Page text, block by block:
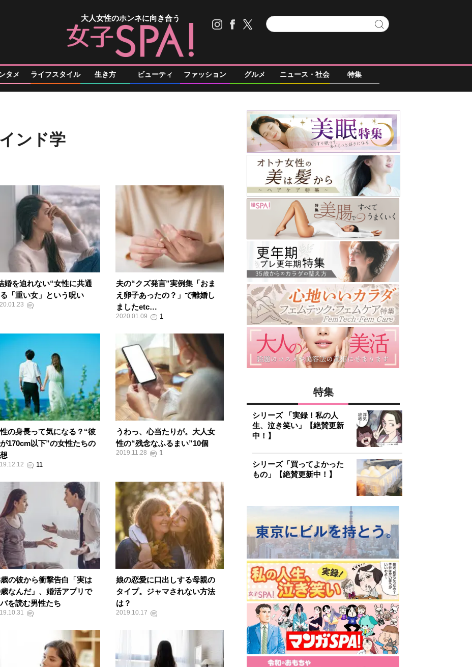
大人女性のホンネに向き合う
タメ ライフスタイル 生き方 ビューティ ファッション グルメ ニュース・社会 特集
ンド学
婚を迫れない“女性に共通
「重い女」という呪い
夫の“クズ発言”実例集「おま
え卵子あったの？」で離婚し
ましたetc…
2020.01.09
の身長って気になる？“彼
170cm以下”の女性たちの
うわっ、心当たりが。大人女
性の“残念なふるまい”10個
2019.11.28
の彼から衝撃告白「実は
なんだ」、婚活アプリで
を読む男性たち
娘の恋愛に口出しする母親の
タイプ。ジャマされない方法
は？
2019.10.17
特集
シリーズ 「実録！私の人
生、泣き笑い」【絶賛更新
中！】
シリーズ「買ってよかった
もの」【絶賛更新中！】